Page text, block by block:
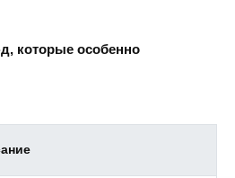
которые особенно